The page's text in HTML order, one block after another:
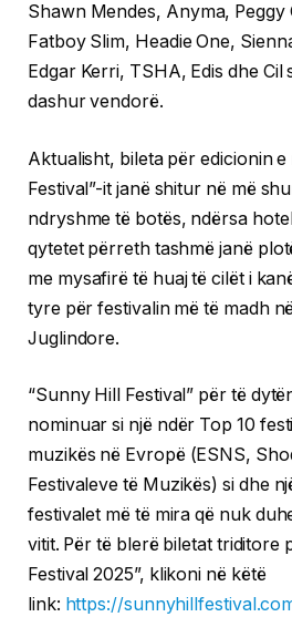
Shawn Mendes, Anyma,
Fatboy Slim, Headie One,
Edgar Kerri, TSHA, Edis dhe Cil
dashur vendorë.
Aktualisht, bileta për edicionin
Festival”-it janë shitur në më
ndryshme të botës, ndërsa
qytetet përreth tashmë janë
me mysafirë të huaj të cilët i
tyre për festivalin më të madh
Juglindore.
“Sunny Hill Festival” për të
nominuar si një ndër Top 10
muzikës në Evropë (ESNS,
Festivaleve të Muzikës) si dhe
festivalet më të mira që nuk
vitit. Për të blerë biletat triditore
Festival 2025”, klikoni në këtë
link: https://